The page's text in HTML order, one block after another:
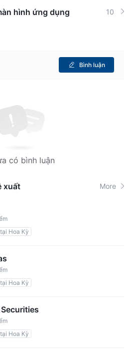
hình ứng dụng 10
Bình luận
có bình luận
xuất More
quản lý
Hoa Kỳ
quản lý
Hoa Kỳ
quản lý
Hoa Kỳ